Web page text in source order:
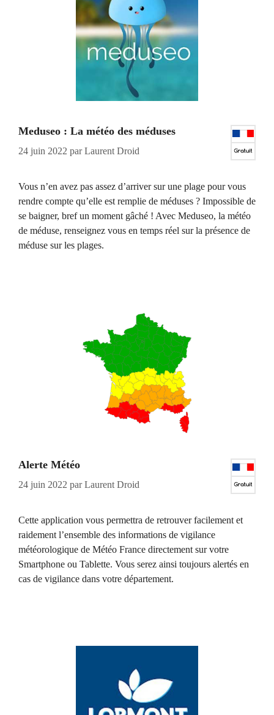
Meduseo : La météo des méduses
24 juin 2022 parLaurent Droid
Vous n’en avez pas assez d’arriver sur une plage pour vous
rendre compte qu’elle est remplie de méduses ? Impossible de
se baigner, bref un moment gâché ! Avec Meduseo, la météo
de méduse, renseignez vous en temps réel sur la présence de
méduse sur les plages.
Alerte Météo
24 juin 2022 parLaurent Droid
Cette application vous permettra de retrouver facilement et
raidement l’ensemble des informations de vigilance
météorologique de Météo France directement sur votre
Smartphone ou Tablette. Vous serez ainsi toujours alertés en
cas de vigilance dans votre département.